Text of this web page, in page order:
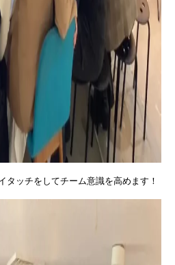
タッチをしてチーム意識を高めます！